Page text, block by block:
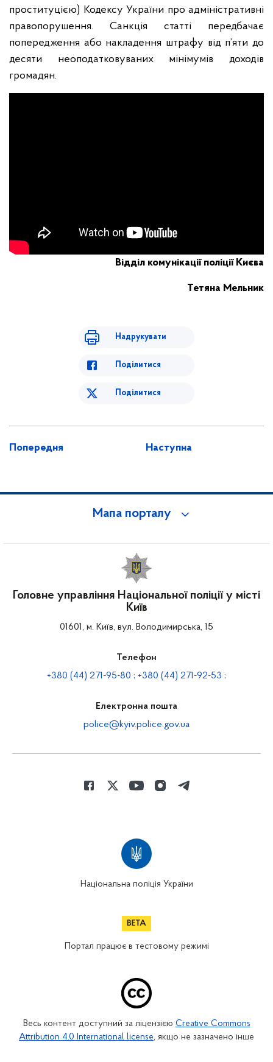
проституцією) Кодексу України про адміністративні
правопорушення. Санкція статті передбачає
попередження або накладення штрафу від п’яти до
десяти неоподатковуваних мінімумів доходів
громадян.
Відділ комунікації поліції Києва
Тетяна Мельник
Надрукувати
Поділитися
Поділитися
Попередня Наступна
Мапа порталу
Головне управління Національної поліції у місті
Київ
01601, м. Київ, вул. Володимирська, 15
Телефон
+380 (44) 271-95-80 ; +380 (44) 271-92-53 ;
Електронна пошта
police@kyiv.police.gov.ua
Національна поліція України
Портал працює в тестовому режимі
Весь контент доступний за ліцензією Creative Commons
Attribution 4.0 International license, якщо не зазначено інше